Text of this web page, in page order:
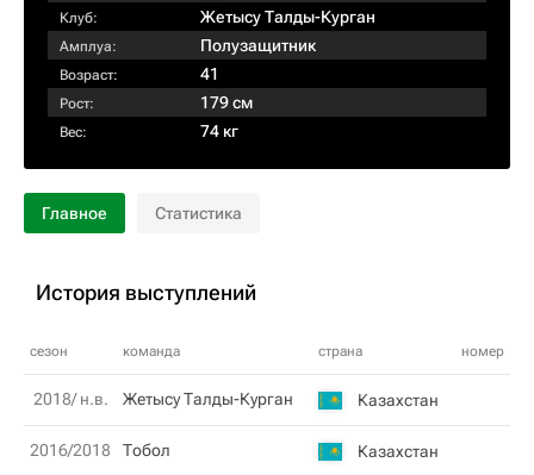
Клуб: Жетысу Талды-Курган
Амплуа: Полузащитник
Возраст: 41
Рост: 179 см
Вес: 74 кг
Главное Статистика
История выступлений
сезон команда страна номер
2018/ н.в. Жетысу Талды-Курган Казахстан
2016/2018 Тобол Казахстан